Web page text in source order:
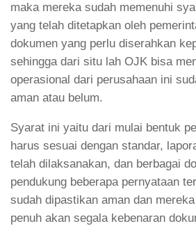
maka mereka sudah memenuhi
yang telah ditetapkan oleh
dokumen yang perlu diserahkan
sehingga dari situ lah OJK bisa
operasional dari perusahaan ini
aman atau belum.
Syarat ini yaitu dari mulai bentuk
harus sesuai dengan standar,
telah dilaksanakan, dan berbagai
pendukung beberapa pernyataan
sudah dipastikan aman dan
penuh akan segala kebenaran